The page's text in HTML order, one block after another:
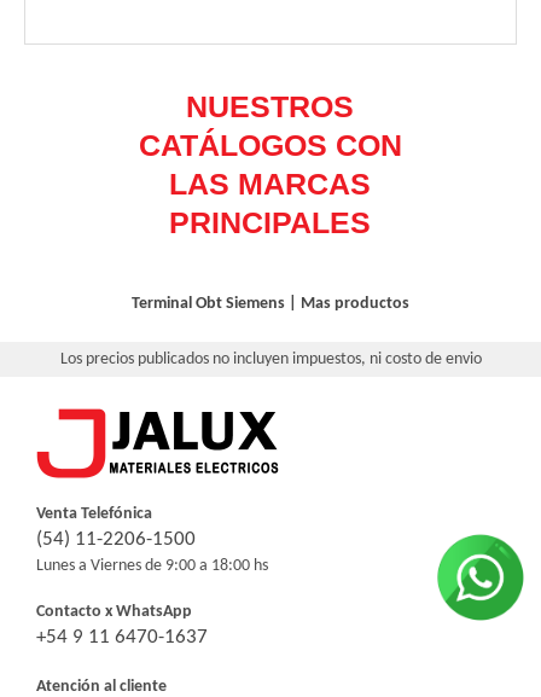
Terminal Obt Siemens Mas productos
Los precios publicados no incluyen impuestos, ni costo de envio
Venta Telefónica
(54) 11-2206-1500
Lunes a Viernes de 9:00 a 18:00 hs
Contacto x WhatsApp
+54 9 11 6470-1637
Atención al cliente